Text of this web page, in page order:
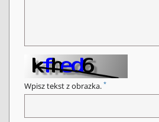
Wpisz tekst z obrazka. *